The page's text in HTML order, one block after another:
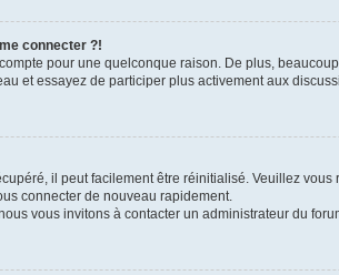
connecter ?!
pour une quelconque raison. De plus,
et essayez de participer plus activement aux
il peut facilement être réinitialisé. Veuillez
connecter de nouveau rapidement.
vous invitons à contacter un administrateur du